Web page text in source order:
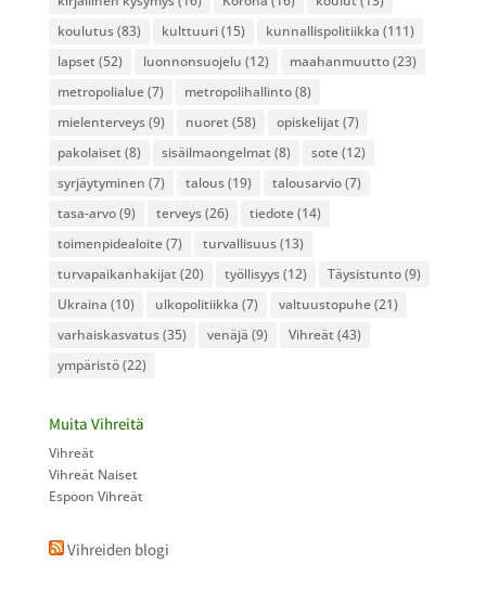
koulutus(83) kulttuuri(15) kunnallispolitiikka (111)
lapset (52) luonnonsuojelu (12) maahanmuutto(23)
metropolialue(7) metropolihallinto(8)
mielenterveys(9) nuoret (58) opiskelijat (7)
pakolaiset (8) sisäilmaongelmat (8) sote(12)
syrjäytyminen (7) talous(19) talousarvio(7)
tasa-arvo(9) terveys(26) tiedote(14)
toimenpidealoite(7) turvallisuus(13)
turvapaikanhakijat (20) työllisyys(12) Täysistunto(9)
Ukraina (10) ulkopolitiikka (7) valtuustopuhe(21)
varhaiskasvatus(35) venäjä (9) Vihreät (43)
ympäristö(22)
Muita Vihreitä
Vihreät
Vihreät Naiset
Espoon Vihreät
Vihreiden blogi